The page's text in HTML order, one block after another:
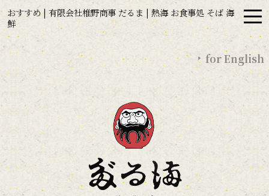
おすすめ | 有限会社椎野商事 だるま | 熱海 お食事処 そば 海
鮮
for English